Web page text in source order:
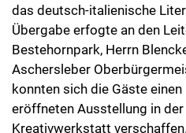
das deutsch-italienische
Übergabe erfogte an den
Bestehornpark, Herrn
Aschersleber
konnten sich die Gäste
eröffneten Ausstellung in
Kreativwerkstatt verschaffen.